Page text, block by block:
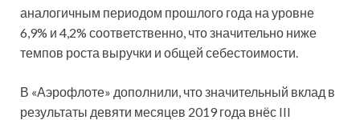
аналогичным периодом прошлого года на уровне
6,9% и 4,2% соответственно, что значительно ниже
темпов роста выручки и общей себестоимости.
В «Аэрофлоте» дополнили, что значительный вклад в
результаты девяти месяцев 2019 года внёс III